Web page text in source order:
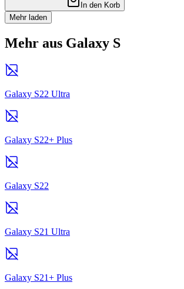
In den Korb
Mehr laden
Mehr aus Galaxy S
Galaxy S22 Ultra
Galaxy S22+ Plus
Galaxy S22
Galaxy S21 Ultra
Galaxy S21+ Plus